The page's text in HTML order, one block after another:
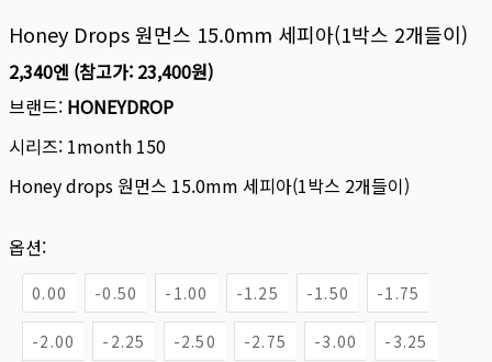
Honey Drops 원먼스 15.0mm 세피아(1박스 2개들이)
2,340엔 (참고가: 23,400원)
브랜드: HONEYDROP
시리즈: 1month 150
Honey drops 원먼스 15.0mm 세피아(1박스 2개들이)
옵션:
0.00 -0.50 -1.00 -1.25 -1.50 -1.75
-2.00 -2.25 -2.50 -2.75 -3.00 -3.25